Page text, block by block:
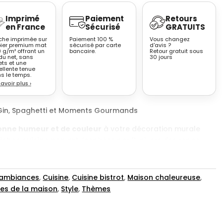
Imprimé
en France
imprimée sur
premium mat
g/m² offrant un
net, sans
et une
tenue
le temps.
plus ›
Paiement
Sécurisé
Paiement 100 %
sécurisé par carte
bancaire.
Retours
GRATUITS
Vous changez
d'avis ?
Retour gratuit sous
30 jours
Spaghetti et Moments Gourmands
amis, ces affiches mêlent
vitaminés
sont parfaits pour habiller les murs d’une cuisine,
d’un bar à la maison. Chaque visuel évoque un
, Cuisine, Cuisine bistrot, Maison chaleureuse,
de la maison, Style, Thèmes